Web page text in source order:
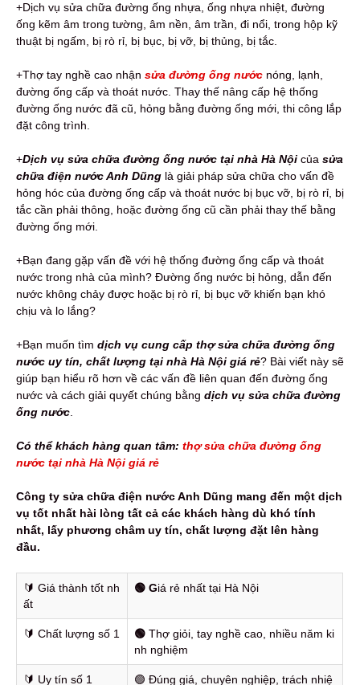
+Dịch vụ sửa chữa đường ống nhựa, ống nhựa nhiệt, đường
ống kẽm âm trong tường, âm nền, âm trần, đi nổi, trong hộp kỹ
thuật bị ngấm, bị rò rỉ, bị bục, bị vỡ, bị thủng, bị tắc.
+Thợ tay nghề cao nhận sửa đường ống nước nóng, lạnh,
đường ống cấp và thoát nước. Thay thế nâng cấp hệ thống
đường ống nước đã cũ, hỏng bằng đường ống mới, thi công lắp
đặt công trình.
+Dịch vụ sửa chữa đường ống nước tại nhà Hà Nội của sửa
chữa điện nước Anh Dũng là giải pháp sửa chữa cho vấn đề
hỏng hóc của đường ống cấp và thoát nước bị bục vỡ, bị rò rỉ, bị
tắc cần phải thông, hoặc đường ống cũ cần phải thay thế bằng
đường ống mới.
+Bạn đang gặp vấn đề với hệ thống đường ống cấp và thoát
nước trong nhà của mình? Đường ống nước bị hỏng, dẫn đến
nước không chảy được hoặc bị rò rỉ, bị bục vỡ khiến bạn khó
chịu và lo lắng?
+Bạn muốn tìm dịch vụ cung cấp thợ sửa chữa đường ống
nước uy tín, chất lượng tại nhà Hà Nội giá rẻ? Bài viết này sẽ
giúp bạn hiểu rõ hơn về các vấn đề liên quan đến đường ống
nước và cách giải quyết chúng bằng dịch vụ sửa chữa đường
ống nước.
Có thể khách hàng quan tâm: thợ sửa chữa đường ống
nước tại nhà Hà Nội giá rẻ
Công ty sửa chữa điện nước Anh Dũng mang đến một dịch
vụ tốt nhất hài lòng tất cả các khách hàng dù khó tính
nhất, lấy phương châm uy tín, chất lượng đặt lên hàng
đầu.
🔰️ Giá thành tốt nh
ất
🟢 Giá rẻ nhất tại Hà Nội
🔰️ Chất lượng số 1 🟢 Thợ giỏi, tay nghề cao, nhiều năm ki
nh nghiệm
🔰️ Uy tín số 1
🟢 Đúng giá, chuyên nghiệp, trách nhiệ